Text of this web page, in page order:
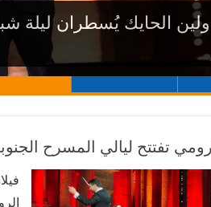
يختتم آخر فعاليّاته
يجتمعان في أمسية مليئة
الحايك يُسطران ليلة
بعد غياب 12 عامًا .. “إليسا”
“ملكة الإحساس”
الجوهر تملأ جرش ..
تفتتح ليالي المسرح